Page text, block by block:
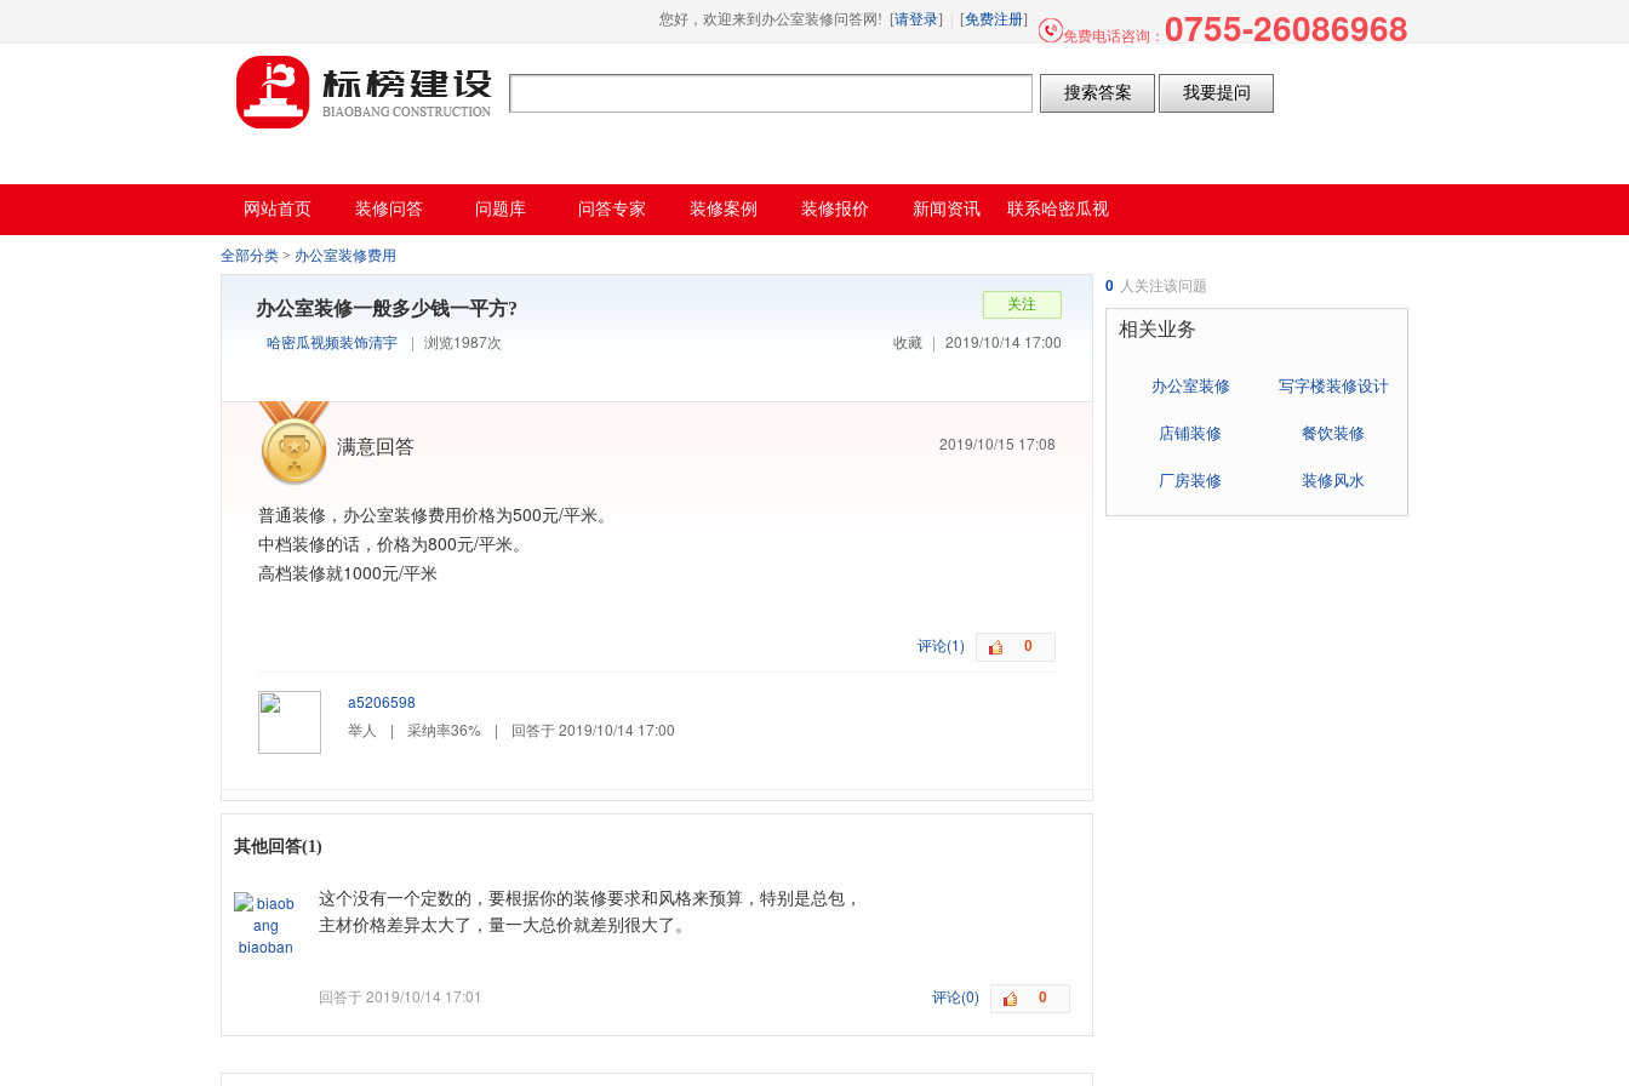
哈密瓜视频,哈密瓜视频app,哈密瓜视频下载,哈密瓜视频app下载安装 免费电话咨询： 0755-26086968
您好，欢迎来到办公室装修问答网! [请登录] [免费注册]
网站首页 装修问答 问题库 问答专家 装修案例 装修报价 新闻资讯 联系哈密瓜视
全部分类 > 办公室装修费用
办公室装修一般多少钱一平方?
哈密瓜视频装饰清宇
| 浏览1987次 收藏 | 2019/10/14 17:00
满意回答 2019/10/15 17:08
普通装修，办公室装修费用价格为500元/平米。
中档装修的话，价格为800元/平米。
高档装修就1000元/平米
评论(1)
a5206598
举人
| 采纳率36% | 回答于 2019/10/14 17:00
其他回答(1)
biaoban
这个没有一个定数的，要根据你的装修要求和风格来预算，特别是总包，
主材价格差异太大了，量一大总价就差别很大了。
评论(0)
回答于 2019/10/14 17:01
0 人关注该问题
相关业务
办公室装修 写字楼装修设计
店铺装修 餐饮装修
厂房装修 装修风水